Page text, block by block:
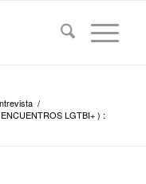
/
LGTBI+ ) :